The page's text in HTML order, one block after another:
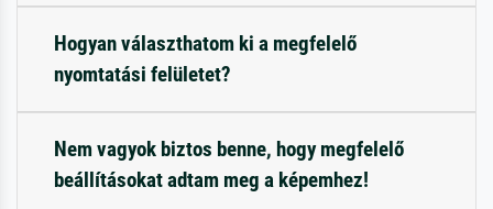
Hogyan választhatom ki a megfelelő
nyomtatási felületet?
Nem vagyok biztos benne, hogy megfelelő
beállításokat adtam meg a képemhez!